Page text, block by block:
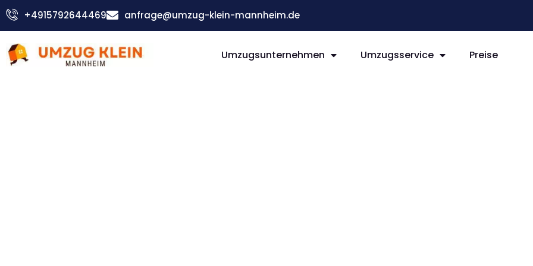
Zum
Inhalt
+4915792644469 anfrage@umzug-klein-mannheim.de
Umzugsunternehmen Umzugsservice Preise